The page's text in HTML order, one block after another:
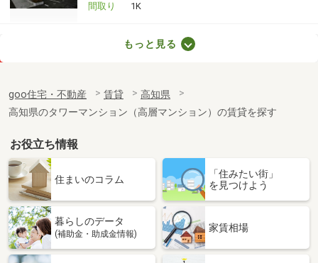
間取り
1K
専有面積
20.81m²
間取り
1K
高知県土佐市高岡町乙
価 格
4.40万円
高知県土佐市高岡町乙
専有面積 26.08m²
間取り
高知県高知市南宝永町
もっと見る
goo住宅・不動産 賃貸
高知県
高知県のタワーマンション（高層マンション）の賃貸を探す
お役立ち情報
住まいのコラム
「住みたい街」
を見つけよう
暮らしのデータ
(補助金・助成金情報)
家賃相場